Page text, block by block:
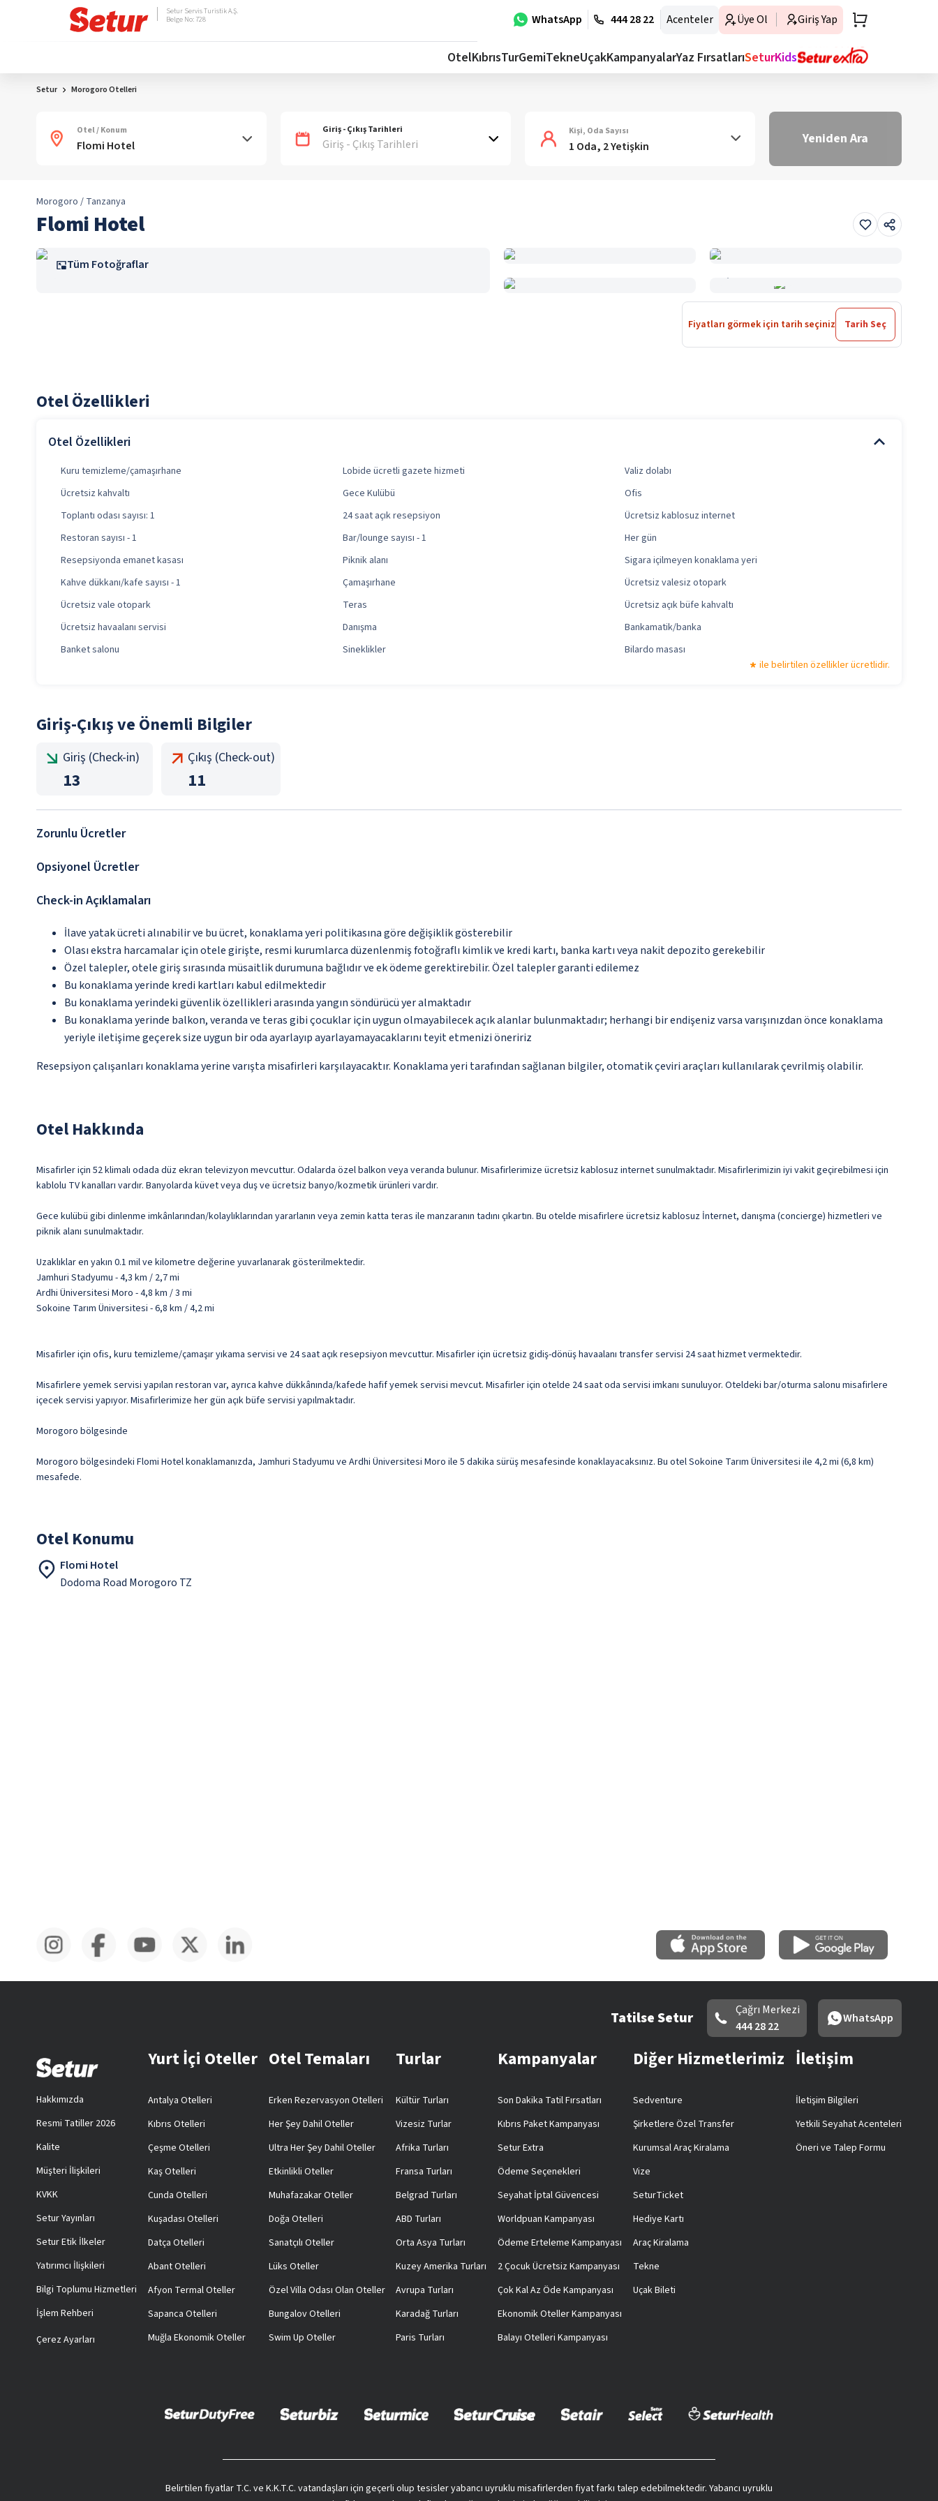
WhatsApp 444 28 22 Acenteler Üye Ol Giriş Yap
Setur Servis Turistik A.Ş.
Belge No: 728
OtelKıbrısTurGemiTekneUçakKampanyalarYaz FırsatlarıSeturKids
Setur Morogoro Otelleri
Otel / Konum Giriş - Çıkış Tarihleri
Giriş - Çıkış Tarihleri
Kişi, Oda Sayısı
1 Oda, 2 Yetişkin Yeniden Ara
Morogoro / Tanzanya
Flomi Hotel
Tüm Fotoğraflar
Fiyatları görmek için tarih seçiniz Tarih Seç
Otel Özellikleri
Otel Özellikleri
Kuru temizleme/çamaşırhane Lobide ücretli gazete hizmeti
Valiz dolabı
Ücretsiz kahvaltı
Gece Kulübü
Ofis
Toplantı odası sayısı: 1
24 saat açık resepsiyon
Ücretsiz kablosuz internet
Restoran sayısı - 1
Bar/lounge sayısı - 1
Her gün
Resepsiyonda emanet kasası
Piknik alanı
Sigara içilmeyen konaklama yeri
Kahve dükkanı/kafe sayısı - 1
Çamaşırhane
Ücretsiz valesiz otopark
Ücretsiz vale otopark
Teras
Ücretsiz açık büfe kahvaltı
Ücretsiz havaalanı servisi
Danışma
Bankamatik/banka
Banket salonu
Sineklikler
Bilardo masası
ile belirtilen özellikler ücretlidir.
Giriş-Çıkış ve Önemli Bilgiler
Giriş (Check-in)
13
Çıkış (Check-out)
11
Zorunlu Ücretler
Opsiyonel Ücretler
Check-in Açıklamaları
İlave yatak ücreti alınabilir ve bu ücret, konaklama yeri politikasına göre değişiklik gösterebilir
Olası ekstra harcamalar için otele girişte, resmi kurumlarca düzenlenmiş fotoğraflı kimlik ve kredi kartı, banka kartı veya nakit depozito gerekebilir
Özel talepler, otele giriş sırasında müsaitlik durumuna bağlıdır ve ek ödeme gerektirebilir. Özel talepler garanti edilemez
Bu konaklama yerinde kredi kartları kabul edilmektedir
Bu konaklama yerindeki güvenlik özellikleri arasında yangın söndürücü yer almaktadır
Bu konaklama yerinde balkon, veranda ve teras gibi çocuklar için uygun olmayabilecek açık alanlar bulunmaktadır; herhangi bir endişeniz varsa varışınızdan önce konaklama
yeriyle iletişime geçerek size uygun bir oda ayarlayıp ayarlayamayacaklarını teyit etmenizi öneririz
Resepsiyon çalışanları konaklama yerine varışta misafirleri karşılayacaktır. Konaklama yeri tarafından sağlanan bilgiler, otomatik çeviri araçları kullanılarak çevrilmiş olabilir.
Otel Hakkında
Misafirler için 52 klimalı odada düz ekran televizyon mevcuttur. Odalarda özel balkon veya veranda bulunur. Misafirlerimize ücretsiz kablosuz internet sunulmaktadır. Misafirlerimizin iyi vakit geçirebilmesi için
kablolu TV kanalları vardır. Banyolarda küvet veya duş ve ücretsiz banyo/kozmetik ürünleri vardır.
Gece kulübü gibi dinlenme imkânlarından/kolaylıklarından yararlanın veya zemin katta teras ile manzaranın tadını çıkartın. Bu otelde misafirlere ücretsiz kablosuz İnternet, danışma (concierge) hizmetleri ve
piknik alanı sunulmaktadır.
Uzaklıklar en yakın 0.1 mil ve kilometre değerine yuvarlanarak gösterilmektedir.
Jamhuri Stadyumu - 4,3 km / 2,7 mi
Ardhi Üniversitesi Moro - 4,8 km / 3 mi
Sokoine Tarım Üniversitesi - 6,8 km / 4,2 mi
Misafirler için ofis, kuru temizleme/çamaşır yıkama servisi ve 24 saat açık resepsiyon mevcuttur. Misafirler için ücretsiz gidiş-dönüş havaalanı transfer servisi 24 saat hizmet vermektedir.
Misafirlere yemek servisi yapılan restoran var, ayrıca kahve dükkânında/kafede hafif yemek servisi mevcut. Misafirler için otelde 24 saat oda servisi imkanı sunuluyor. Oteldeki bar/oturma salonu misafirlere
içecek servisi yapıyor. Misafirlerimize her gün açık büfe servisi yapılmaktadır.
Morogoro bölgesinde
Morogoro bölgesindeki Flomi Hotel konaklamanızda, Jamhuri Stadyumu ve Ardhi Üniversitesi Moro ile 5 dakika sürüş mesafesinde konaklayacaksınız. Bu otel Sokoine Tarım Üniversitesi ile 4,2 mi (6,8 km)
mesafede.
Otel Konumu
Flomi Hotel
Dodoma Road Morogoro TZ
Tatilse Setur
Çağrı Merkezi
444 28 22
WhatsApp
Hakkımızda
Resmi Tatiller 2026
Kalite
Müşteri İlişkileri
KVKK
Setur Yayınları
Setur Etik İlkeler
Yatırımcı İlişkileri
Bilgi Toplumu Hizmetleri
İşlem Rehberi
Çerez Ayarları
Yurt İçi Oteller
Antalya Otelleri
Kıbrıs Otelleri
Çeşme Otelleri
Kaş Otelleri
Cunda Otelleri
Kuşadası Otelleri
Datça Otelleri
Abant Otelleri
Afyon Termal Oteller
Sapanca Otelleri
Muğla Ekonomik Oteller
Otel Temaları
Erken Rezervasyon Otelleri
Her Şey Dahil Oteller
Ultra Her Şey Dahil Oteller
Etkinlikli Oteller
Muhafazakar Oteller
Doğa Otelleri
Sanatçılı Oteller
Lüks Oteller
Özel Villa Odası Olan Oteller
Bungalov Otelleri
Swim Up Oteller
Turlar
Kültür Turları
Vizesiz Turlar
Afrika Turları
Fransa Turları
Belgrad Turları
ABD Turları
Orta Asya Turları
Kuzey Amerika Turları
Avrupa Turları
Karadağ Turları
Paris Turları
Kampanyalar
Son Dakika Tatil Fırsatları
Kıbrıs Paket Kampanyası
Setur Extra
Ödeme Seçenekleri
Seyahat İptal Güvencesi
Worldpuan Kampanyası
Ödeme Erteleme Kampanyası
2 Çocuk Ücretsiz Kampanyası
Çok Kal Az Öde Kampanyası
Ekonomik Oteller Kampanyası
Balayı Otelleri Kampanyası
Diğer Hizmetlerimiz
Sedventure
Şirketlere Özel Transfer
Kurumsal Araç Kiralama
Vize
SeturTicket
Hediye Kartı
Araç Kiralama
Tekne
Uçak Bileti
İletişim
İletişim Bilgileri
Yetkili Seyahat Acenteleri
Öneri ve Talep Formu
Belirtilen fiyatlar T.C. ve K.K.T.C. vatandaşları için geçerli olup tesisler yabancı uyruklu misafirlerden fiyat farkı talep edebilmektedir. Yabancı uyruklu